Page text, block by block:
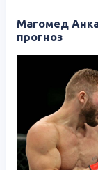
Магомед
прогноз